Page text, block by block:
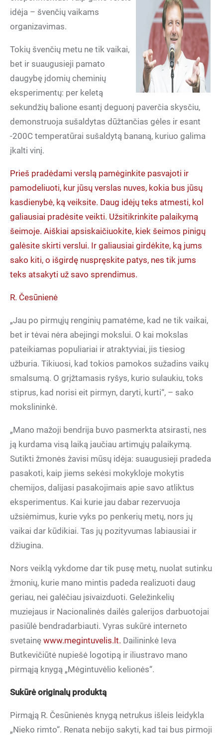
idėja – švenčių vaikams
organizavimas.
Tokių švenčių metu ne tik vaikai,
bet ir suaugusieji pamato
daugybę įdomių cheminių
eksperimentų: per keletą
sekundžių balione esantį deguonį paverčia skysčiu,
demonstruoja sušaldytas dūžtančias gėles ir esant
-200C temperatūrai sušaldytą bananą, kuriuo galima
įkalti vinį.
Prieš pradėdami verslą pamėginkite pasvajoti ir
pamodeliuoti, kur jūsų verslas nuves, kokia bus jūsų
kasdienybė, ką veiksite. Daug idėjų teks atmesti, kol
galiausiai pradėsite veikti. Užsitikrinkite palaikymą
šeimoje. Aiškiai apsiskaičiuokite, kiek šeimos pinigų
galėsite skirti verslui. Ir galiausiai girdėkite, ką jums
sako kiti, o išgirdę nuspręskite patys, nes tik jums
teks atsakyti už savo sprendimus.
R. Česūnienė
„Jau po pirmųjų renginių pamatėme, kad ne tik vaikai,
bet ir tėvai nėra abejingi mokslui. O kai mokslas
pateikiamas populiariai ir atraktyviai, jis tiesiog
užburia. Tikiuosi, kad tokios pamokos sužadins vaikų
smalsumą. O grįžtamasis ryšys, kurio sulaukiu, toks
stiprus, kad norisi eit pirmyn, daryti, kurti“, – sako
mokslininkė.
„Mano mažoji bendrija buvo pasmerkta atsirasti, nes
ją kurdama visą laiką jaučiau artimųjų palaikymą.
Sutikti žmonės žavisi mūsų idėja: suaugusieji pradeda
pasakoti, kaip jiems sekėsi mokykloje mokytis
chemijos, dalijasi pasakojimais apie savo atliktus
eksperimentus. Kai kurie jau dabar rezervuoja
užsiėmimus, kurie vyks po penkerių metų, nors jų
vaikai dar kūdikiai. Tas jų pozityvumas labiausiai ir
džiugina.
Nors veiklą vykdome dar tik pusę metų, nuolat sutinku
žmonių, kurie mano mintis padeda realizuoti daug
geriau, nei galėčiau įsivaizduoti. Geležinkelių
muziejaus ir Nacionalinės dailės galerijos darbuotojai
pasiūlė bendradarbiauti. Vyras sukūrė interneto
svetainę www.megintuvelis.lt. Dailininkė Ieva
Butkevičiūtė nupiešė logotipą ir iliustravo mano
pirmąją knygą „Mėgintuvėlio kelionės“.
Sukūrė originalų produktą
Pirmąją R. Česūnienės knygą netrukus išleis leidykla
„Nieko rimto“. Renata nebijo sakyti, kad tai bus pirmoji